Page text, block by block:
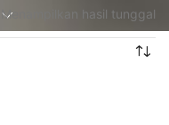
Menampilkan hasil tunggal